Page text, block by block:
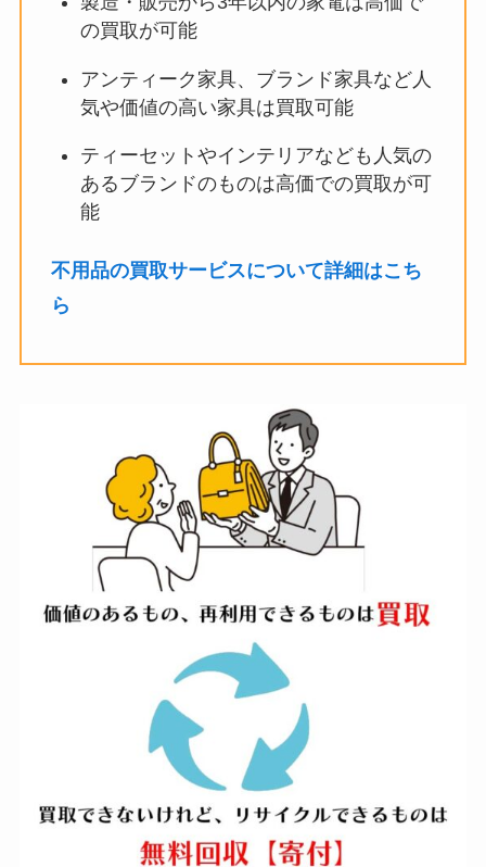
の買取が可能
アンティーク家具、ブランド家具など人
気や価値の高い家具は買取可能
ティーセットやインテリアなども人気の
あるブランドのものは高価での買取が可
能
不用品の買取サービスについて詳細はこち
ら